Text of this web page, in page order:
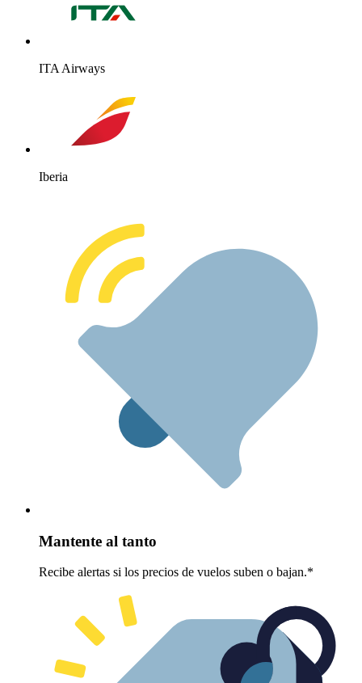
ITA Airways
Iberia
Mantente al tanto
Recibe alertas si los precios de vuelos suben o bajan.*